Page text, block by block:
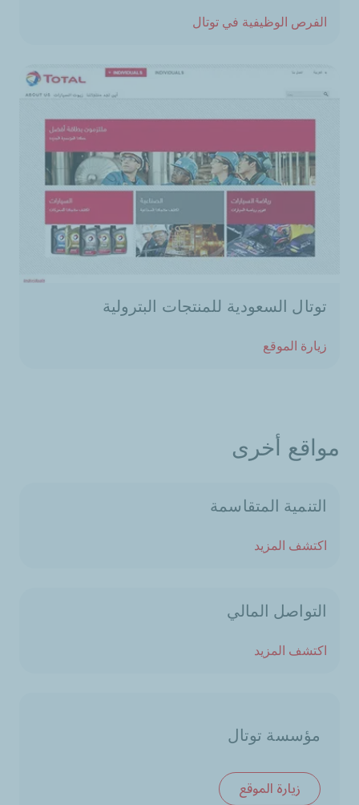
الفرص الوظيفية في توتال
توتال السعودية للمنتجات البترولية
زيارة الموقع
مواقع أخرى
التنمية المتقاسمة
اكتشف المزيد
التواصل المالي
اكتشف المزيد
مؤسسة توتال
زيارة الموقع